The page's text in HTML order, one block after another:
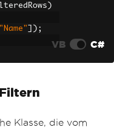
)
"Name"
]);
VB C#
Klasse, die vom